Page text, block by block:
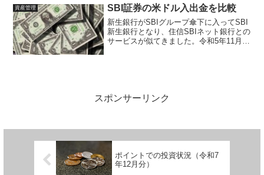
は、初めた頃は、最初からきっちり詳細
をつけようと意気込み...
資産管理 SBI証券の米ドル入出金を比較
新生銀行がSBIグループ傘下に入ってSBI
新生銀行となり、住信SBIネット銀行との
サービスが似てきました。令和5年11月17
スポンサーリンク
ポイントでの投資状況（令和7
年12月分）